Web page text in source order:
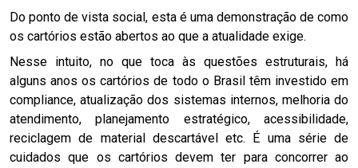
Do ponto de vista social, esta é uma demonstração de como
os cartórios estão abertos ao que a atualidade exige.
Nesse intuito, no que toca às questões estruturais, há
alguns anos os cartórios de todo o Brasil têm investido em
compliance, atualização dos sistemas internos, melhoria do
atendimento, planejamento estratégico, acessibilidade,
reciclagem de material descartável etc. É uma série de
cuidados que os cartórios devem ter para concorrer ao